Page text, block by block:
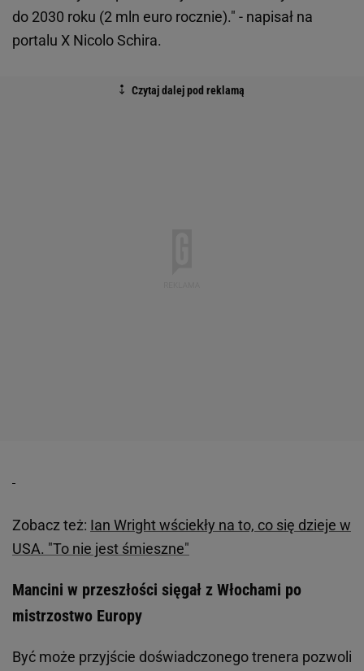
do 2030 roku (2 mln euro rocznie)." - napisał na
portalu X Nicolo Schira.
Zobacz też: Ian Wright wściekły na to, co się dzieje w
USA. "To nie jest śmieszne"
Mancini w przeszłości sięgał z Włochami po
mistrzostwo Europy
Być może przyjście doświadczonego trenera pozwoli